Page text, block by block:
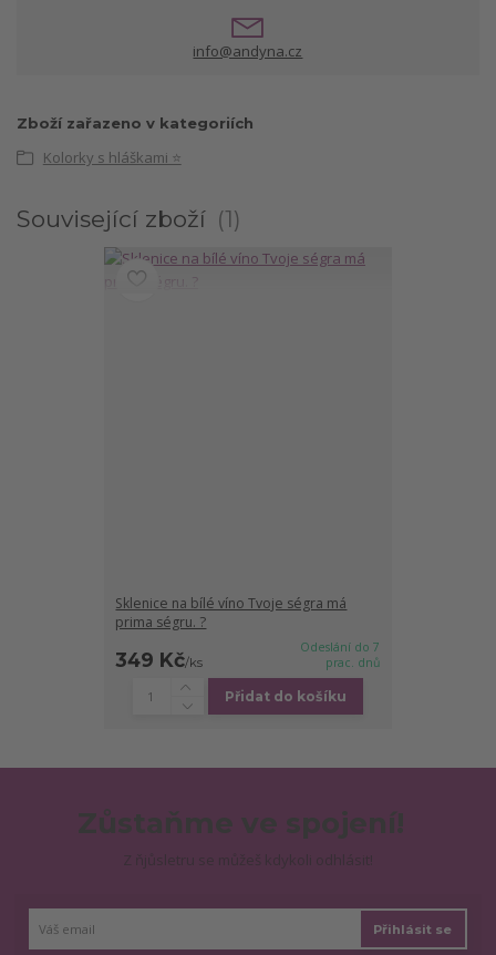
info@andyna.cz
Zboží zařazeno v kategoriích
Kolorky s hláškami ⭐
Související zboží 1
Sklenice na bílé víno Tvoje ségra má
prima ségru. ?
349 Kč/ks
Odeslání do 7
prac. dnů
Přidat do košíku
Přihlásit se